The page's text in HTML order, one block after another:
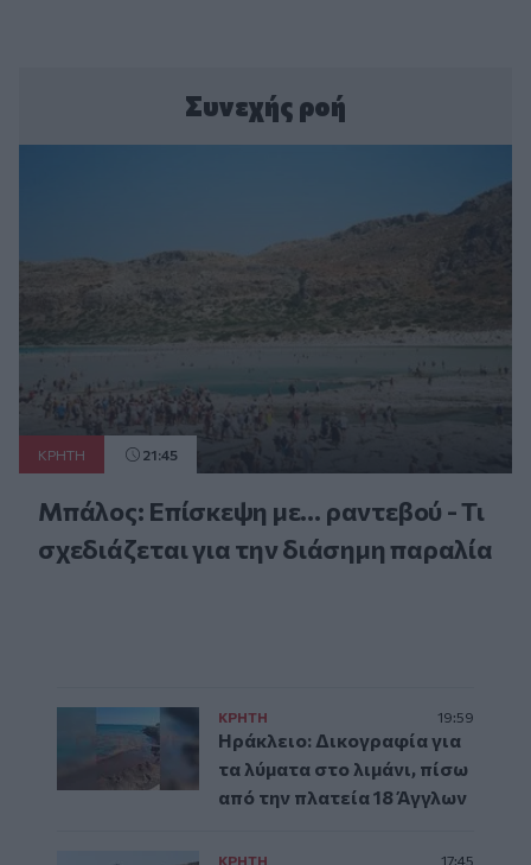
Συνεχής ροή
ΚΡΗΤΗ 21:45
Μπάλος: Επίσκεψη με… ραντεβού - Τι
σχεδιάζεται για την διάσημη παραλία
ΚΡΗΤΗ 19:59
Ηράκλειο: Δικογραφία για
τα λύματα στο λιμάνι, πίσω
από την πλατεία 18 Άγγλων
ΚΡΗΤΗ 17:45